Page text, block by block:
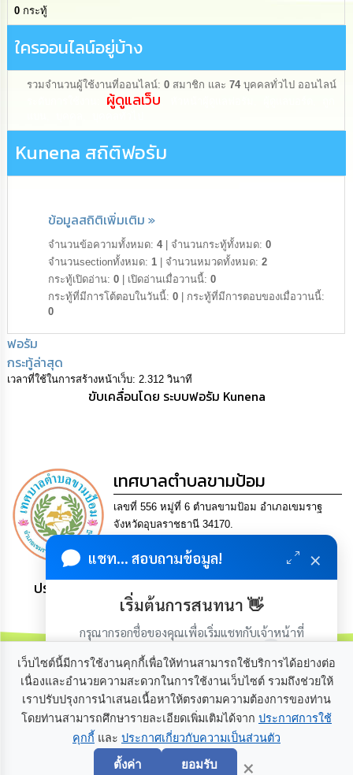
Policy
การ
ดำเนิน
การ
การ
ทุจริต
มาตรการ
เสริม
คุณธรรม
ความ
โปร่งใส
ร้อง
ร้อง
ทุกข์
กิจการ
สภา
ท้อง
ของ
การ
จัดการ
ความ
รู้
ข้อมูล
0 กระทู้
ใครออนไลน์อยู่บ้าง
รวมจำนวนผู้ใช้งานที่ออนไลน์:0 สมาชิก และ 74บุคคลทั่วไป ออนไลน์
ผู้ดูแลเว็บ
Kunena สถิติฟอรัม
ข้อมูลสถิติเพิ่มเติม »
จำนวนข้อความทั้งหมด:4 จำนวนกระทู้ทั้งหมด:0
จำนวนsectionทั้งหมด:1 จำนวนหมวดทั้งหมด:2
กระทู้เปิดอ่าน:0 เปิดอ่านเมื่อวานนี้:0
กระทู้ที่มีการโต้ตอบในวันนี้:0
กระทู้ที่มีการตอบของเมื่อวานนี้:
0
ฟอรัม
กระทู้ล่าสุด
เวลาที่ใช้ในการสร้างหน้าเว็บ: 2.312 วินาที
ขับเคลื่อนโดย ระบบฟอรัม Kunena
เว็บไซต์นี้มีการใช้งานคุกกี้เพื่อให้ท่านสามารถใช้บริการได้อย่างต่อ
เนื่องและอำนวยความสะดวกในการใช้งานเว็บไซต์ รวมถึงช่วยให้
เราปรับปรุงการนำเสนอเนื้อหาให้ตรงตามความต้องการของท่าน
โดยท่านสามารถศึกษารายละเอียดเพิ่มเติมได้จาก ประกาศการใช้
คุกกี้ และ ประกาศเกี่ยวกับความเป็นส่วนตัว
ตั้งค่า ยอมรับ ×
แชท... สอบถามข้อมูล! ×
เริ่มต้นการสนทนา 👋
กรุณากรอกชื่อของคุณเพื่อเริ่มแชทกับเจ้าหน้าที่
เริ่มแชท
เทศบาลตำบลขามป้อม
เลขที่ 556 หมู่ที่ 6 ตำบลขามป้อม อำเภอเขมราฐ
จังหวัดอุบลราชธานี 34170.
saraban@khampomcity.go.th
ประชาชน มีภูมิคุ้มกัน พึ่งพาตนเอง พอเพียง เป็นสุข
เกี่ยวกับเรา ติดต่อเรา